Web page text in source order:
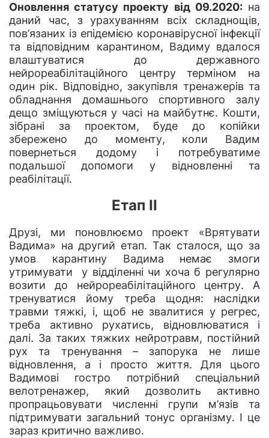
Оновлення статусу проекту від 09.2020:на
даний час, з урахуванням всіх складнощів,
пов’язаних із епідемією коронавірусної інфекції
та відповідним карантином, Вадиму вдалося
влаштуватися до державного
нейрореабілітаційного центру терміном на
один рік. Відповідно, закупівля тренажерів та
обладнання домашнього спортивного залу
дещо зміщуються у часі на майбутнє. Кошти,
зібрані за проектом, буде до копійки
збережено до моменту, коли Вадим
повернеться додому і потребуватиме
подальшої допомоги у відновленні та
реабілітації.
Етап ІІ
Друзі, ми поновлюємо проект «Врятувати
Вадима» на другий етап. Так сталося, що за
умов карантину Вадима немає змоги
утримувати у відділенні чи хоча б регулярно
возити до нейрореабілітаційного центру. А
тренуватися йому треба щодня: наслідки
травми тяжкі, і, щоб не звалитися у регрес,
треба активно рухатись, відновлюватися і
далі. За таких тяжких нейротравм, постійний
рух та тренування – запорука не лише
відновлення, а і просто життя. Для цього
Вадимові гостро потрібний спеціальний
велотренажер, який дозволить активно
пропрацьовувати численні групи м’язів та
підтримувати загальний тонус організму. І це
зараз критично важливо.